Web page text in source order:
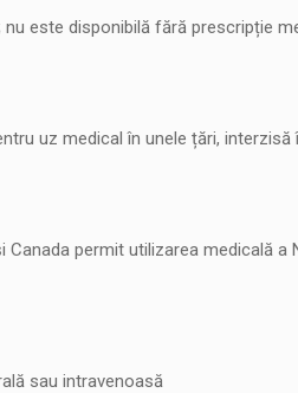
este disponibilă fără prescripție
uz medical în unele țări, interzisă
Canada permit utilizarea medicală
sau intravenoasă